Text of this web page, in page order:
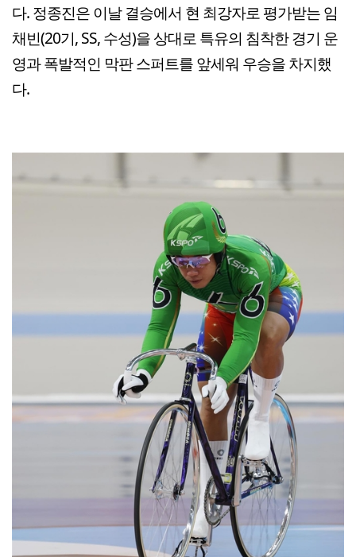
다. 정종진은 이날 결승에서 현 최강자로 평가받는 임
채빈(20기, SS, 수성)을 상대로 특유의 침착한 경기 운
영과 폭발적인 막판 스퍼트를 앞세워 우승을 차지했
다.